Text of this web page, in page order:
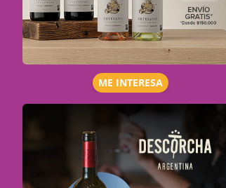
ME INTERESA